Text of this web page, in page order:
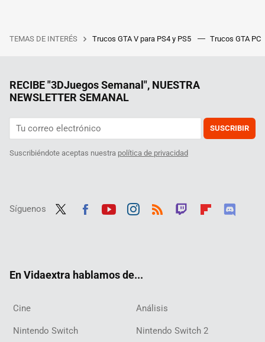
TEMAS DE INTERÉS Trucos GTA V para PS4 y PS5 Trucos GTA PC
RECIBE "3DJuegos Semanal", NUESTRA
NEWSLETTER SEMANAL
SUSCRIBIR
Suscribiéndote aceptas nuestra política de privacidad
Síguenos
En Vidaextra hablamos de...
Cine Análisis
Nintendo Switch Nintendo Switch 2